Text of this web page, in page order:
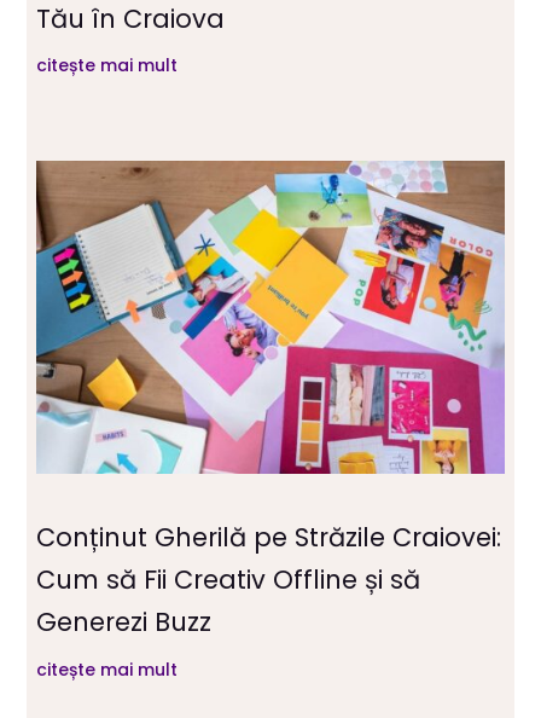
Tău în Craiova
citește mai mult
Conținut Gherilă pe Străzile Craiovei:
Cum să Fii Creativ Offline și să
Generezi Buzz
citește mai mult